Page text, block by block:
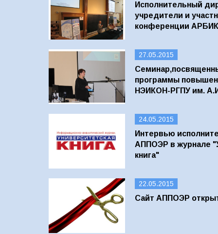
Исполнительный
учредители и
конференции
27.05.2015
программы
НЭИКОН-РГПУ им.
24.05.2015
Интервью
АППОЭР в журнале
книга"
22.05.2015
Сайт АППОЭР